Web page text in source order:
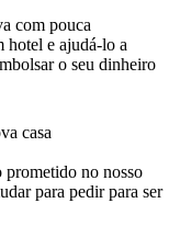
com pouca
hotel e ajudá-lo a
o seu dinheiro
casa
prometido no nosso
para pedir para ser